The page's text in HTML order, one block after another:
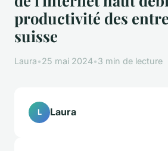
productivité des
suisse
Laura•25 mai 2024•3 min de lecture
L Laura